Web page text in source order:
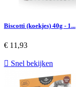
Biscotti (koekjes) 40g - 1...
€ 11,93
 Snel bekijken